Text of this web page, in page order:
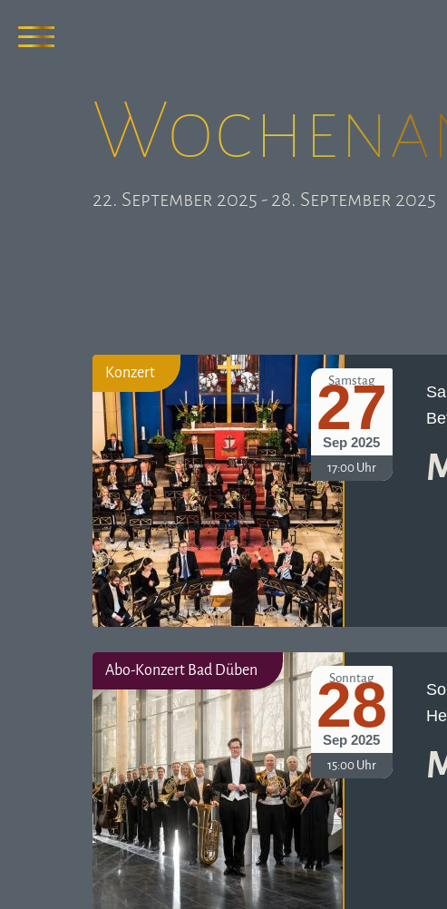
22. September 2025 - 28. September 2025
Konzert Samstag
27
Sep 2025
17:00 Uhr
Abo-Konzert Bad Düben Sonntag
28
Sep 2025
15:00 Uhr